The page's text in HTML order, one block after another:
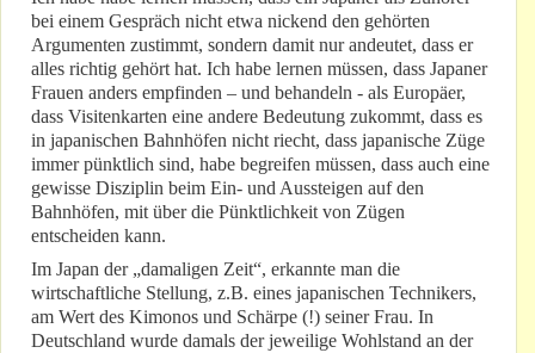
bei einem Gespräch nicht etwa nickend den gehörten
Argumenten zustimmt, sondern damit nur andeutet, dass er
alles richtig gehört hat. Ich habe lernen müssen, dass Japaner
Frauen anders empfinden – und behandeln - als Europäer,
dass Visitenkarten eine andere Bedeutung zukommt, dass es
in japanischen Bahnhöfen nicht riecht, dass japanische Züge
immer pünktlich sind, habe begreifen müssen, dass auch eine
gewisse Disziplin beim Ein- und Aussteigen auf den
Bahnhöfen, mit über die Pünktlichkeit von Zügen
entscheiden kann.
Im Japan der „damaligen Zeit“, erkannte man die
wirtschaftliche Stellung, z.B. eines japanischen Technikers,
am Wert des Kimonos und Schärpe (!) seiner Frau. In
Deutschland wurde damals der jeweilige Wohlstand an der